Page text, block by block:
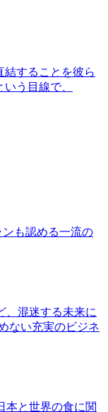
結することを彼ら
う目線で、
も認める一流の
、混迷する未来に
ない充実のビジネ
本と世界の食に関